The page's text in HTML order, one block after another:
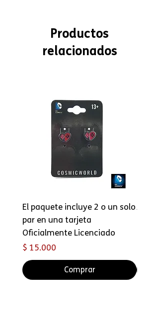
Productos
relacionados
El paquete incluye 2 o un solo
par en una tarjeta
Oficialmente Licenciado
Precio
$ 15.000
Comprar